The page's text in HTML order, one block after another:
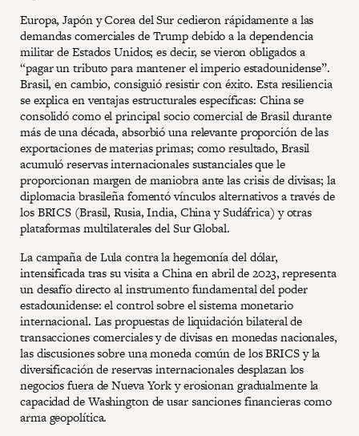
Europa, Japón y Corea del Sur cedieron rápidamente a las
demandas comerciales de Trump debido a la dependencia
militar de Estados Unidos; es decir, se vieron obligados a
“pagar un tributo para mantener el imperio estadounidense”.
Brasil, en cambio, consiguió resistir con éxito. Esta resiliencia
se explica en ventajas estructurales específicas: China se
consolidó como el principal socio comercial de Brasil durante
más de una década, absorbió una relevante proporción de las
exportaciones de materias primas; como resultado, Brasil
acumuló reservas internacionales sustanciales que le
proporcionan margen de maniobra ante las crisis de divisas; la
diplomacia brasileña fomentó vínculos alternativos a través de
los BRICS (Brasil, Rusia, India, China y Sudáfrica) y otras
plataformas multilaterales del Sur Global.
La campaña de Lula contra la hegemonía del dólar,
intensificada tras su visita a China en abril de 2023, representa
un desafío directo al instrumento fundamental del poder
estadounidense: el control sobre el sistema monetario
internacional. Las propuestas de liquidación bilateral de
transacciones comerciales y de divisas en monedas nacionales,
las discusiones sobre una moneda común de los BRICS y la
diversificación de reservas internacionales desplazan los
negocios fuera de Nueva York y erosionan gradualmente la
capacidad de Washington de usar sanciones financieras como
arma geopolítica.